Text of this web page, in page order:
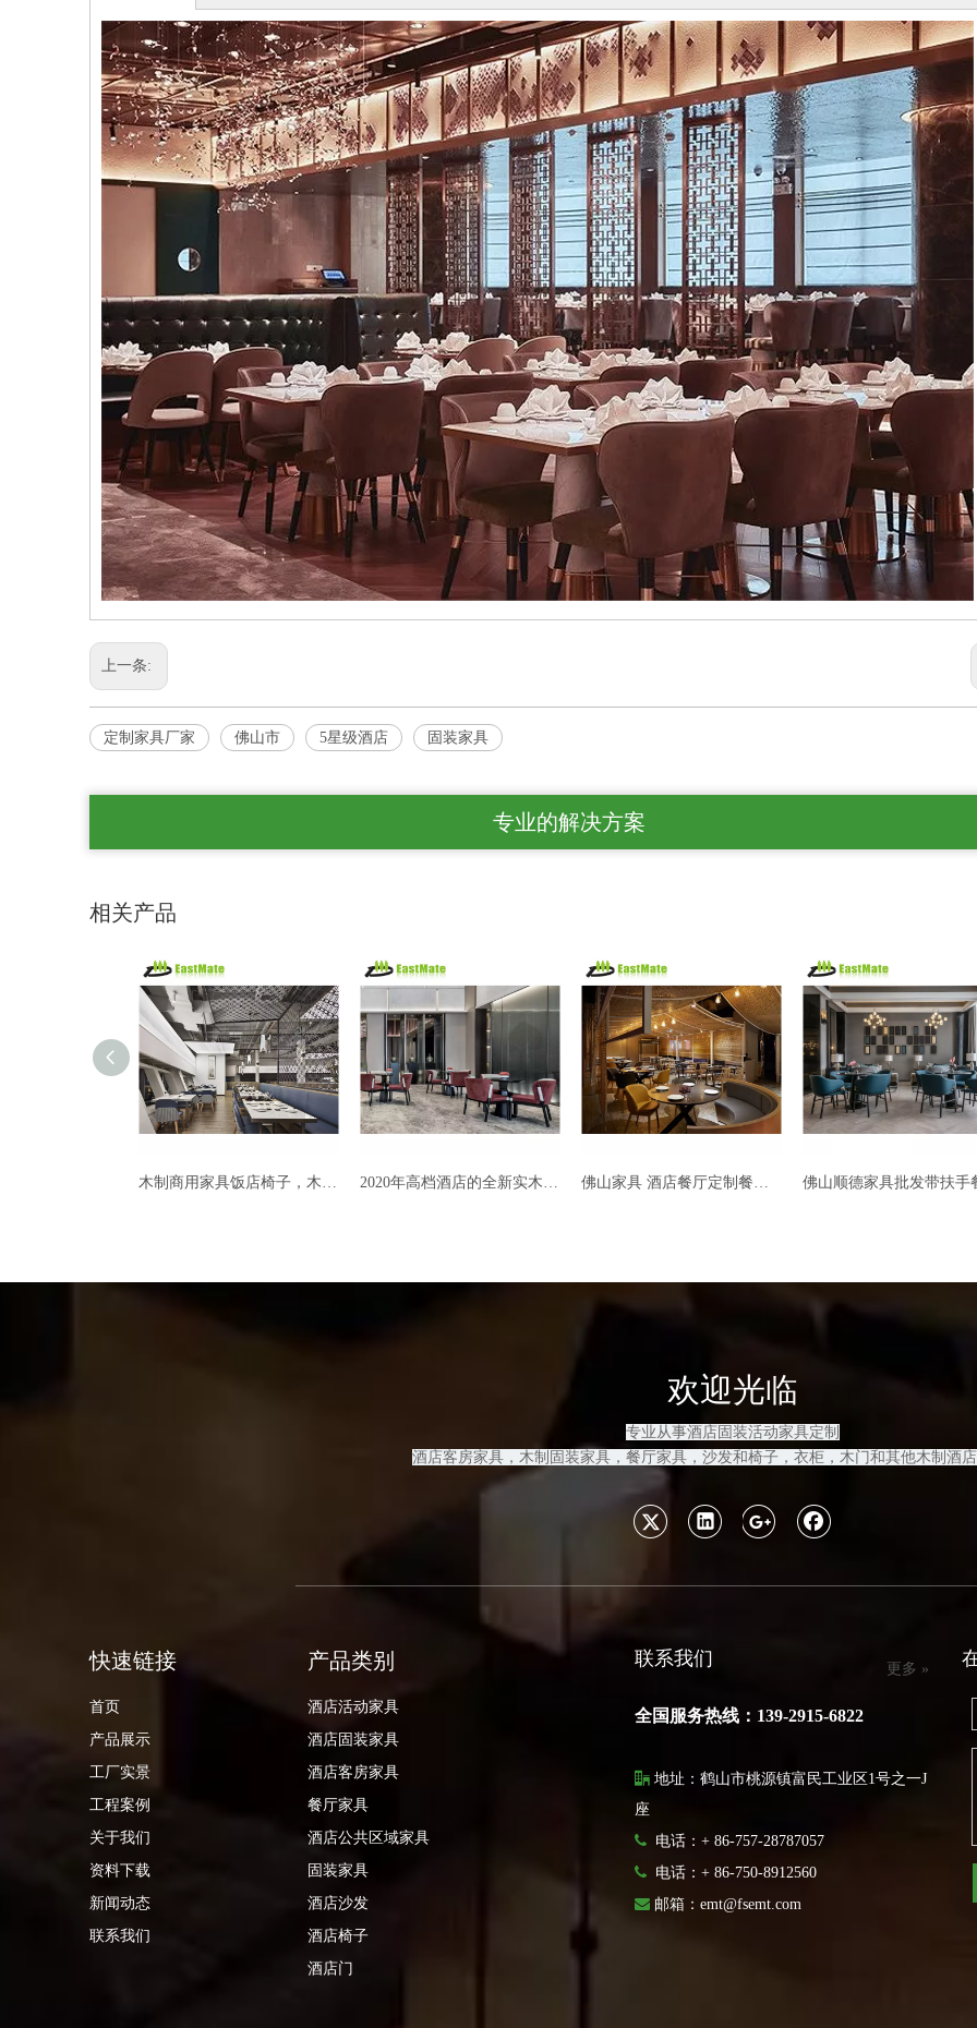
上一条:
定制家具厂家 佛山市 5星级酒店 固装家具
专业的解决方案
相关产品
2020年高档酒店的全新实木餐桌 佛山家具 酒店餐厅定制餐桌椅 佛山顺德家具批发带扶手餐厅椅 2020年批发饭店餐桌
欢迎光临
专业从事酒店固装活动家具定制
酒店客房家具，木制固装家具 ，餐厅家具，沙发和椅子，衣柜，木门和其他木制酒
快速链接
首页
产品展示
工厂实景
工程案例
关于我们
资料下载
新闻动态
联系我们
产品类别
酒店活动家具
酒店固装家具
酒店客房家具
餐厅家具
酒店公共区域家具
固装家具
酒店沙发
酒店椅子
酒店门
联系我们 更多 »
全国服务热线：139-2915-6822
 地址：鹤山市桃源镇富民工业区1号之一J
座
 电话：+ 86-757-28787057
 电话： + 86-750-8912560
 邮箱： emt@fsemt.com